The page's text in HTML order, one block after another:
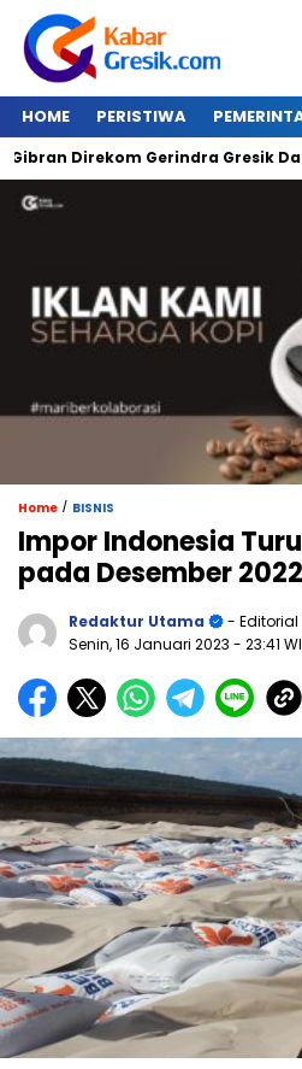
HOME PERISTIWA
Direkom Gerindra Gresik
Home / BISNIS
Impor Indonesia
pada Desember 2022
Redaktur Utama
- Editorial
Senin, 16 Januari 2023 - 23:41